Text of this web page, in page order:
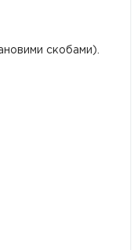
скобами).